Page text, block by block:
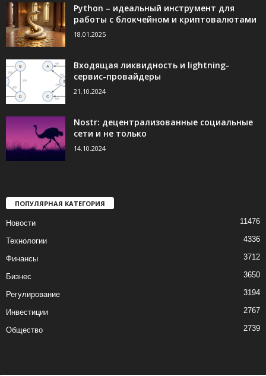
Python – идеальный инструмент для
работы с блокчейном и криптовалютами
18.01.2025
Входящая ликвидность и lightning-
сервис-провайдеры
21.10.2024
Nostr: децентрализованные социальные
сети и не только
14.10.2024
ПОПУЛЯРНАЯ КАТЕГОРИЯ
Новости 11476
Технологии 4336
Финансы 3712
Бизнес 3650
Регулирование 3194
Инвестиции 2767
Общество 2739